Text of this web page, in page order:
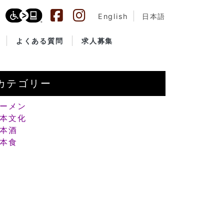
English 日本語
よくある質問 求人募集
テゴリー
メン
文化
酒
食